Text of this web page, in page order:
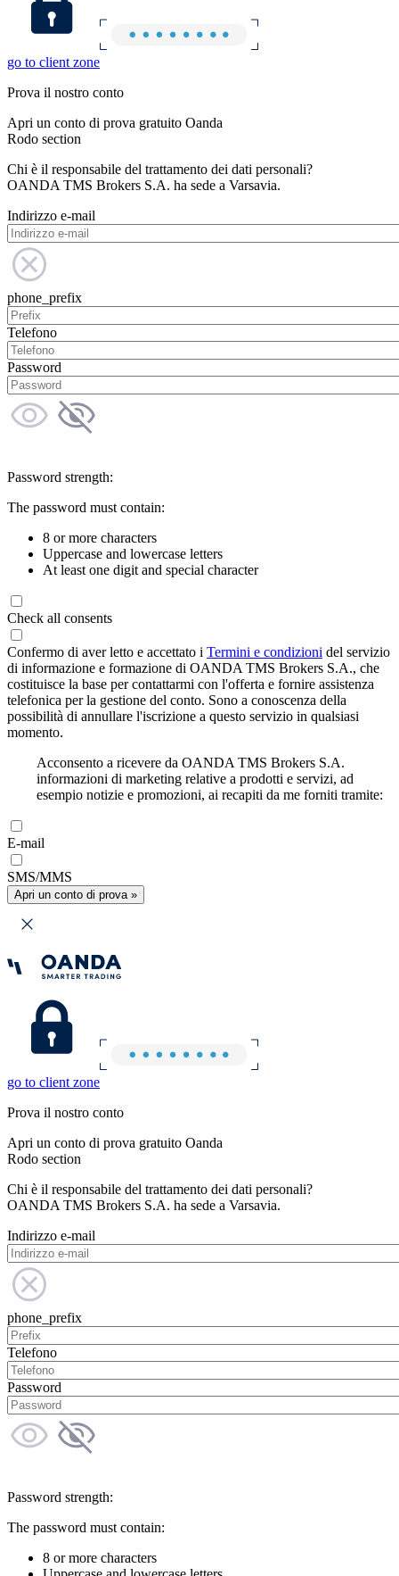
go to client zone
Prova il nostro conto
Apri un conto di prova gratuito Oanda
Rodo section
Chi è il responsabile del trattamento dei dati personali?
OANDA TMS Brokers S.A. ha sede a Varsavia.
Indirizzo e-mail
phone_prefix
Telefono
Password
Password strength:
The password must contain:
8 or more characters
Uppercase and lowercase letters
At least one digit and special character
Check all consents
Confermo di aver letto e accettato i Termini e condizioni del servizio
di informazione e formazione di OANDA TMS Brokers S.A., che
costituisce la base per contattarmi con l'offerta e fornire assistenza
telefonica per la gestione del conto. Sono a conoscenza della
possibilità di annullare l'iscrizione a questo servizio in qualsiasi
momento.
Acconsento a ricevere da OANDA TMS Brokers S.A.
informazioni di marketing relative a prodotti e servizi, ad
esempio notizie e promozioni, ai recapiti da me forniti tramite:
E-mail
SMS/MMS
Apri un conto di prova »
go to client zone
Prova il nostro conto
Apri un conto di prova gratuito Oanda
Rodo section
Chi è il responsabile del trattamento dei dati personali?
OANDA TMS Brokers S.A. ha sede a Varsavia.
Indirizzo e-mail
phone_prefix
Telefono
Password
Password strength:
The password must contain:
8 or more characters